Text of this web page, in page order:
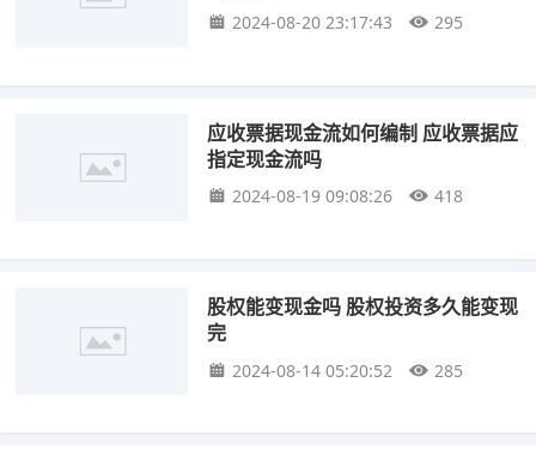
2024-08-20 23:17:43 295
应收票据现金流如何编制 应收票据应
指定现金流吗
2024-08-19 09:08:26 418
股权能变现金吗 股权投资多久能变现
完
2024-08-14 05:20:52 285